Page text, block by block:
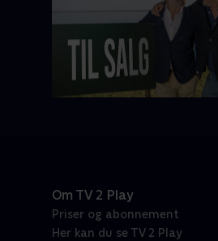
Om TV 2 Play
Priser og abonnement
Her kan du se TV 2 Play